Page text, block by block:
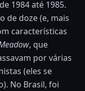
1984 até 1985.
de doze (e, mais
características
, que
por várias
(eles se
No Brasil, foi